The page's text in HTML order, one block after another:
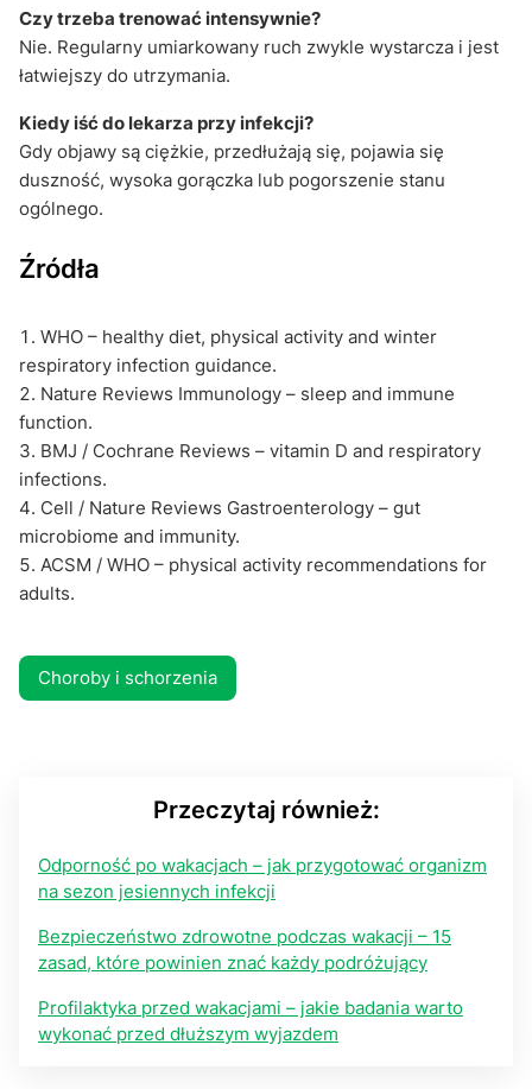
Czy trzeba trenować intensywnie?
Nie. Regularny umiarkowany ruch zwykle wystarcza i jest
łatwiejszy do utrzymania.
Kiedy iść do lekarza przy infekcji?
Gdy objawy są ciężkie, przedłużają się, pojawia się
duszność, wysoka gorączka lub pogorszenie stanu
ogólnego.
Źródła
WHO – healthy diet, physical activity and winter
respiratory infection guidance.
Nature Reviews Immunology – sleep and immune
function.
BMJ / Cochrane Reviews – vitamin D and respiratory
infections.
Cell / Nature Reviews Gastroenterology – gut
microbiome and immunity.
ACSM / WHO – physical activity recommendations for
adults.
Choroby i schorzenia
Przeczytaj również:
Odporność po wakacjach – jak przygotować organizm
na sezon jesiennych infekcji
Bezpieczeństwo zdrowotne podczas wakacji – 15
zasad, które powinien znać każdy podróżujący
Profilaktyka przed wakacjami – jakie badania warto
wykonać przed dłuższym wyjazdem